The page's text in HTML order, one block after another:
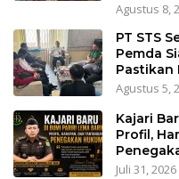
Agustus 8,
PT STS
Pemda
Pastikan
Agustus 5,
Kajari
Profil,
Juli 31, 2026